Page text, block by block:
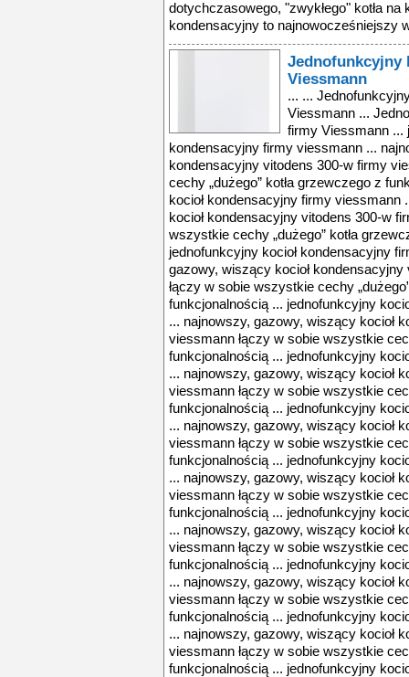
dotychczasowego, "zwykłego" kotła na
kondensacyjny to najnowocześniejszy
Jednofunkcyjny
Viessmann
... ...
Viessmann ...
firmy Viessmann ...
kondensacyjny firmy viessmann ...
kondensacyjny vitodens 300-w firmy
cechy „dużego” kotła grzewczego z
kocioł kondensacyjny firmy
kocioł kondensacyjny vitodens 300-w
wszystkie cechy „dużego” kotła
jednofunkcyjny kocioł kondensacyjny
gazowy, wiszący kocioł
łączy w sobie wszystkie cechy
funkcjonalnością ... jednofunkcyjny
... najnowszy, gazowy, wiszący kocioł
viessmann łączy w sobie wszystkie
funkcjonalnością ... jednofunkcyjny
... najnowszy, gazowy, wiszący kocioł
viessmann łączy w sobie wszystkie
funkcjonalnością ... jednofunkcyjny
... najnowszy, gazowy, wiszący kocioł
viessmann łączy w sobie wszystkie
funkcjonalnością ... jednofunkcyjny
... najnowszy, gazowy, wiszący kocioł
viessmann łączy w sobie wszystkie
funkcjonalnością ... jednofunkcyjny
... najnowszy, gazowy, wiszący kocioł
viessmann łączy w sobie wszystkie
funkcjonalnością ... jednofunkcyjny
... najnowszy, gazowy, wiszący kocioł
viessmann łączy w sobie wszystkie
funkcjonalnością ... jednofunkcyjny
... najnowszy, gazowy, wiszący kocioł
viessmann łączy w sobie wszystkie
funkcjonalnością ... jednofunkcyjny